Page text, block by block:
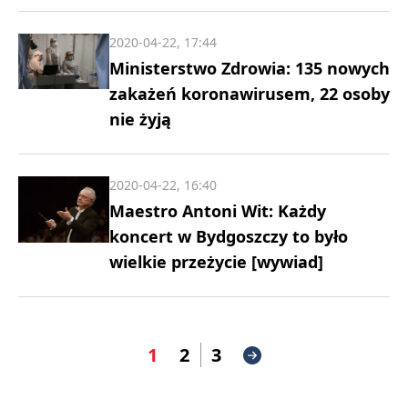
Ministerstwo Zdrowia: 135 nowych
zakażeń koronawirusem, 22 osoby
nie żyją
2020-04-22, 17:44
Maestro Antoni Wit: Każdy
koncert w Bydgoszczy to było
wielkie przeżycie [wywiad]
2020-04-22, 16:40
1 2 3